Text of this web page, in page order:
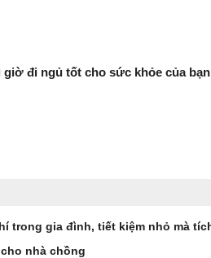
giờ đi ngủ tốt cho sức khỏe của bạn
trong gia đình, tiết kiệm nhỏ mà
nhà chồng